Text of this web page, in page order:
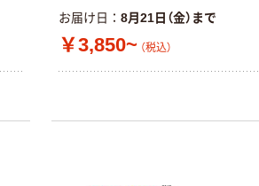
お届け日 8月21日（金）まで
￥3,850~ （税込）